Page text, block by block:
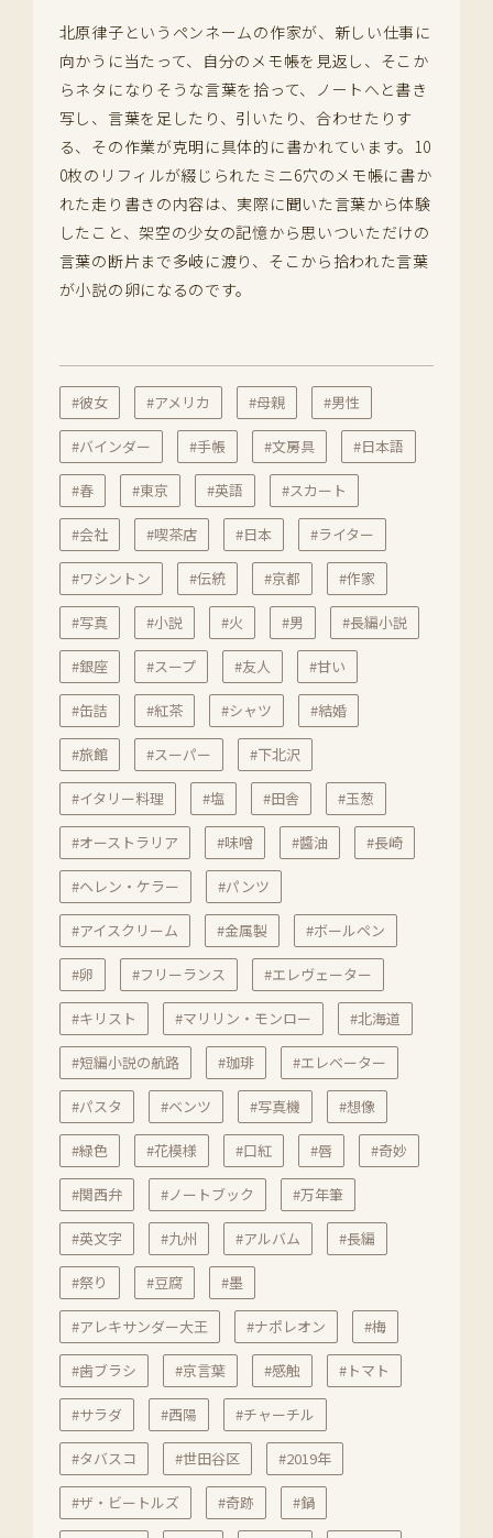
北原律子というペンネームの作家が、新しい仕事に
向かうに当たって、自分のメモ帳を見返し、そこか
らネタになりそうな言葉を拾って、ノートへと書き
写し、言葉を足したり、引いたり、合わせたりす
る、その作業が克明に具体的に書かれています。10
0枚のリフィルが綴じられたミニ6穴のメモ帳に書か
れた走り書きの内容は、実際に聞いた言葉から体験
したこと、架空の少女の記憶から思いついただけの
言葉の断片まで多岐に渡り、そこから拾われた言葉
が小説の卵になるのです。
#彼女 #アメリカ #母親 #男性
#バインダー #手帳 #文房具 #日本語
#春 #東京 #英語 #スカート
#会社 #喫茶店 #日本 #ライター
#ワシントン #伝統 #京都 #作家
#写真 #小説 #火 #男 #長編小説
#銀座 #スープ #友人 #甘い
#缶詰 #紅茶 #シャツ #結婚
#旅館 #スーパー #下北沢
#イタリー料理 #塩 #田舎 #玉葱
#オーストラリア #味噌 #醬油 #長崎
#ヘレン・ケラー #パンツ
#アイスクリーム #金属製 #ボールペン
#卵 #フリーランス #エレヴェーター
#キリスト #マリリン・モンロー #北海道
#短編小説の航路 #珈琲 #エレベーター
#パスタ #ベンツ #写真機 #想像
#緑色 #花模様 #口紅 #唇 #奇妙
#関西弁 #ノートブック #万年筆
#英文字 #九州 #アルバム #長編
#祭り #豆腐 #墨
#アレキサンダー大王 #ナポレオン #梅
#歯ブラシ #京言葉 #感触 #トマト
#サラダ #西陽 #チャーチル
#タバスコ #世田谷区 #2019年
#ザ・ビートルズ #奇跡 #鍋